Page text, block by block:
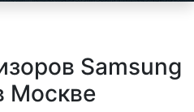
Samsung
Москве